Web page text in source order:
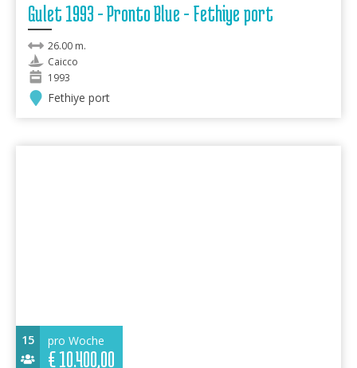
Gulet 1993 - Pronto Blue - Fethiye port
26.00 m.
Caicco
1993
Fethiye port
15 pro Woche
€10.400,00